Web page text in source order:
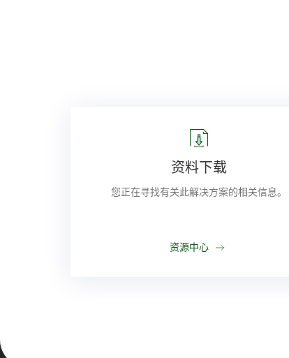
资料下载
您正在寻找有关此解决方案的相关信息。
资源中心